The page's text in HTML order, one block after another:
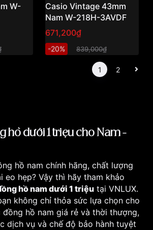
W-
Casio Vintage 43mm
Nam W-218H-3AVDF
671,200₫
-20% 839,000₫
1 2
hồ dưới 1 triệu cho Nam -
hồ nam chính hãng, chất lượng
eo hẹp? Vậy thì hãy tham khảo
hồ nam dưới 1 triệu tại VNLUX.
không chỉ thỏa sức lựa chọn cho
đồng hồ nam giá rẻ và thời thượng,
dịch vụ và chế độ bảo hành tuyệt